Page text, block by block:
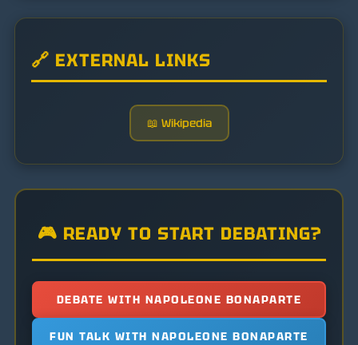
🔗 EXTERNAL LINKS
📖 Wikipedia
🎮 READY TO START DEBATING?
DEBATE WITH NAPOLEONE BONAPARTE
FUN TALK WITH NAPOLEONE BONAPARTE